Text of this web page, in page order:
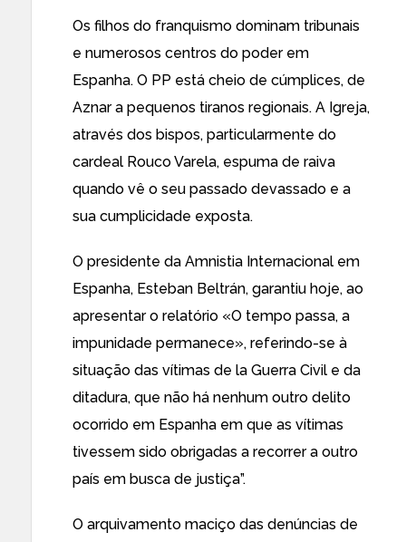
Os filhos do franquismo dominam tribunais
e numerosos centros do poder em
Espanha. O PP está cheio de cúmplices, de
Aznar a pequenos tiranos regionais. A Igreja,
através dos bispos, particularmente do
cardeal Rouco Varela, espuma de raiva
quando vê o seu passado devassado e a
sua cumplicidade exposta.
O presidente da Amnistia Internacional em
Espanha, Esteban Beltrán, garantiu hoje, ao
apresentar o relatório «O tempo passa, a
impunidade permanece», referindo-se à
situação das vítimas de la Guerra Civil e da
ditadura, que não há nenhum outro delito
ocorrido em Espanha em que as vítimas
tivessem sido obrigadas a recorrer a outro
país em busca de justiça”.
O arquivamento maciço das denúncias de